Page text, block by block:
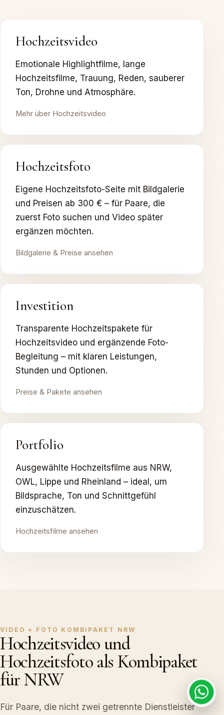
Hochzeitsvideo
Emotionale Highlightfilme, lange
Hochzeitsfilme, Trauung, Reden, sauberer
Ton, Drohne und Atmosphäre.
Mehr über Hochzeitsvideo
Hochzeitsfoto
Eigene Hochzeitsfoto-Seite mit Bildgalerie
und Preisen ab 300 € – für Paare, die
zuerst Foto suchen und Video später
ergänzen möchten.
Bildgalerie & Preise ansehen
Investition
Transparente Hochzeitspakete für
Hochzeitsvideo und ergänzende Foto-
Begleitung – mit klaren Leistungen,
Stunden und Optionen.
Preise & Pakete ansehen
Portfolio
Ausgewählte Hochzeitsfilme aus NRW,
OWL, Lippe und Rheinland – ideal, um
Bildsprache, Ton und Schnittgefühl
einzuschätzen.
Hochzeitsfilme ansehen
VIDEO + FOTO KOMBIPAKET NRW
Hochzeitsvideo und
Hochzeitsfoto als Kombipaket
für NRW
Für Paare, die nicht zwei getrennte Dienstleister